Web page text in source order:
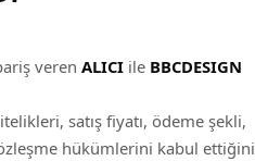
veren ALICIile BBCDESIGN
satış fiyatı, ödeme şekli,
hükümlerini kabul ettiğini